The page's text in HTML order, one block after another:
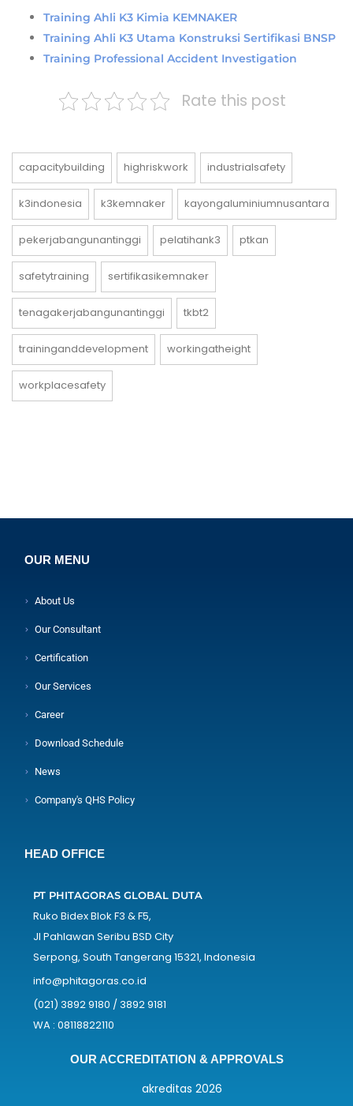
Training Ahli K3 Kimia KEMNAKER
Training Ahli K3 Utama Konstruksi Sertifikasi BNSP
Training Professional Accident Investigation
Rate this post
capacitybuilding highriskwork industrialsafety
k3indonesia k3kemnaker kayongaluminiumnusantara
pekerjabangunantinggi pelatihank3 ptkan
safetytraining sertifikasikemnaker
tenagakerjabangunantinggi tkbt2
traininganddevelopment workingatheight
workplacesafety
OUR MENU
About Us
Our Consultant
Certification
Our Services
Career
Download Schedule
News
Company's QHS Policy
HEAD OFFICE
PT PHITAGORAS GLOBAL DUTA
Ruko Bidex Blok F3 & F5,
Jl Pahlawan Seribu BSD City
Serpong, South Tangerang 15321, Indonesia
info@phitagoras.co.id
(021) 3892 9180 / 3892 9181
WA : 08118822110
OUR ACCREDITATION & APPROVALS